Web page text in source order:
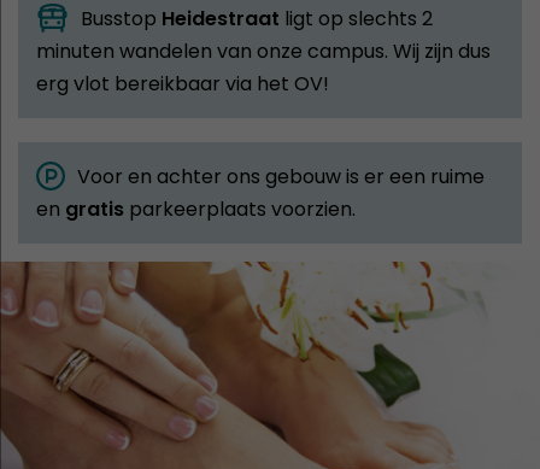
Busstop Heidestraat ligt op slechts 2
minuten wandelen van onze campus. Wij zijn dus
erg vlot bereikbaar via het OV!
Voor en achter ons gebouw is er een ruime
en gratis parkeerplaats voorzien.